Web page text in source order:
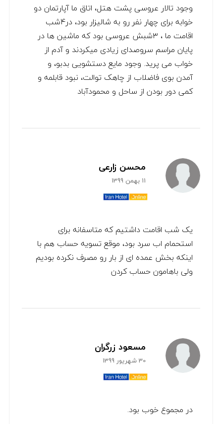
وجود تالار عروسی پشت هتل، اتاق ما آپارتمان دو
خوابه برای چهار نفر رو به شالیزار بود، در۴شب
اقامت ما ، ۳شبش عروسی بود که ماشین ها در
پایان مراسم سروصدای زیادی میکردند و آدم از
خواب می پرید. وجود مایع دستشویی بدبو، و
آمدن بوی فاضلاب از چاهک توالت، نبود قابلمه و
کمی دور بودن از ساحل و محمودآباد
محسن زارعی
11 بهمن 1399
یک شب اقامت داشتیم که متاسفانه برای
استحمام اب سرد بود، موقع تسویه حساب هم با
اینکه بخش عمده ای از بار رو مصرف نکرده بودیم
ولی باهامون حساب کردن
مسعود زرگران
30 شهریور 1399
در مجموع خوب بود.